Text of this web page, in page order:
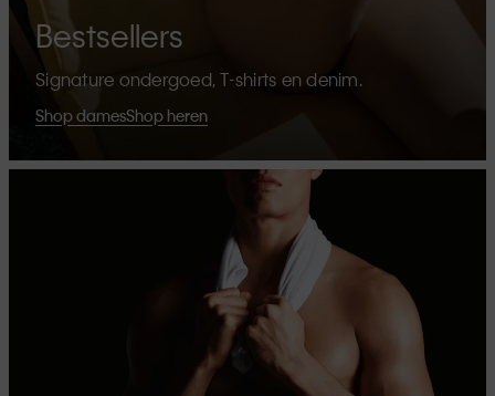
Bestsellers
Signature ondergoed, T-shirts en denim.
Shop damesShop heren